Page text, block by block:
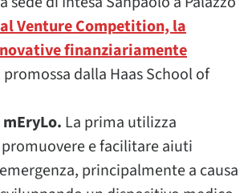
Venture Competition, la
finanziariamente
dalla Haas School of
mEryLo. La prima utilizza
e facilitare aiuti
principalmente a causa